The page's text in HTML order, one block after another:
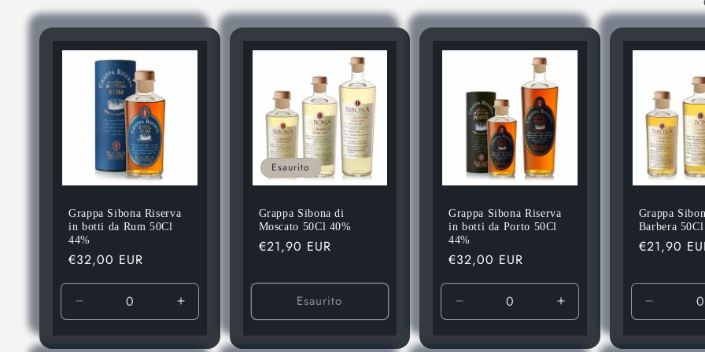
z
Grappa Sibona Riserva
in botti da Rum 50Cl
44%
Prezzo
listino
€32,00 EUR
Diminuisci
quantità
Aumenta
quantità
Esaurito
Grappa Sibona di
Moscato 50Cl 40%
Prezzo
listino
€21,90 EUR
Esaurito
Grappa Sibona Riserva
in botti da Porto 50Cl
44%
Prezzo
listino
€32,00 EUR
Diminuisci
quantità
Aumenta
quantità
Grappa
Barbera
Prezzo
listino
€21,90
Diminuisci
quantità